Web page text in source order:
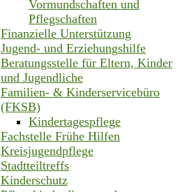
Vormundschaften und
Pflegschaften
Finanzielle Unterstützung
Jugend- und Erziehungshilfe
Beratungsstelle für Eltern, Kinder
und Jugendliche
Familien- & Kinderservicebüro
(FKSB)
Kindertagespflege
Fachstelle Frühe Hilfen
Kreisjugendpflege
Stadtteiltreffs
Kinderschutz